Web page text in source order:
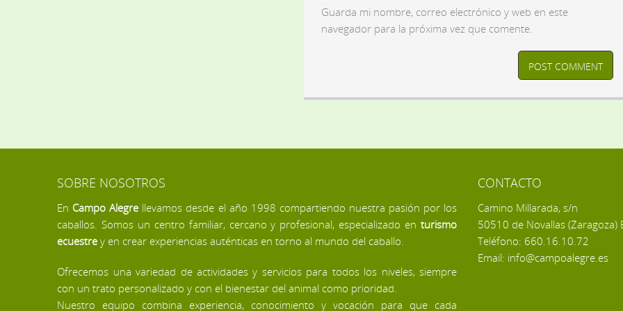
Guarda mi nombre, correo electrónico y web en este
navegador para la próxima vez que comente.
SOBRE NOSOTROS
En Campo Alegre llevamos desde el año 1998 compartiendo nuestra pasión por los
caballos. Somos un centro familiar, cercano y profesional, especializado en turismo
ecuestre y en crear experiencias auténticas en torno al mundo del caballo.
Ofrecemos una variedad de actividades y servicios para todos los niveles, siempre
con un trato personalizado y con el bienestar del animal como prioridad.
Nuestro equipo combina experiencia, conocimiento y vocación para que cada
CONTACTO
Camino Millarada, s/n
50510 de Novallas (Zaragoza)
Teléfono: 660.16.10.72
Email: info@campoalegre.es